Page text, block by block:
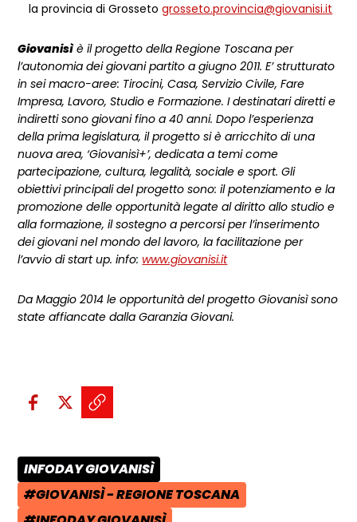
la provincia di Grossetogrosseto.provincia@giovanisi.it
Giovanisìè il progetto della Regione Toscana per
l’autonomia dei giovani partito a giugno 2011. E’ strutturato
in sei macro-aree: Tirocini, Casa, Servizio Civile, Fare
Impresa, Lavoro, Studio e Formazione. I destinatari diretti e
indiretti sono giovani fino a 40 anni. Dopo l’esperienza
della prima legislatura, il progetto si è arricchito di una
nuova area, ‘Giovanisì+’, dedicata a temi come
partecipazione, cultura, legalità, sociale e sport. Gli
obiettivi principali del progetto sono: il potenziamento e la
promozione delle opportunità legate al diritto allo studio e
alla formazione, il sostegno a percorsi per l’inserimento
dei giovani nel mondo del lavoro, la facilitazione per
l’avvio di start up. info:www.giovanisi.it
Da Maggio 2014 le opportunità del progetto Giovanisì sono
state affiancate dalla Garanzia Giovani.
Condividi sui social:
Condividi su Facebook - apre
Condividi su X - apre una
Copia il link e condividi -
CATEGORIA POST:
INFODAY GIOVANISÌ
TAG:
#GIOVANISÌ - REGIONE TOSCANA